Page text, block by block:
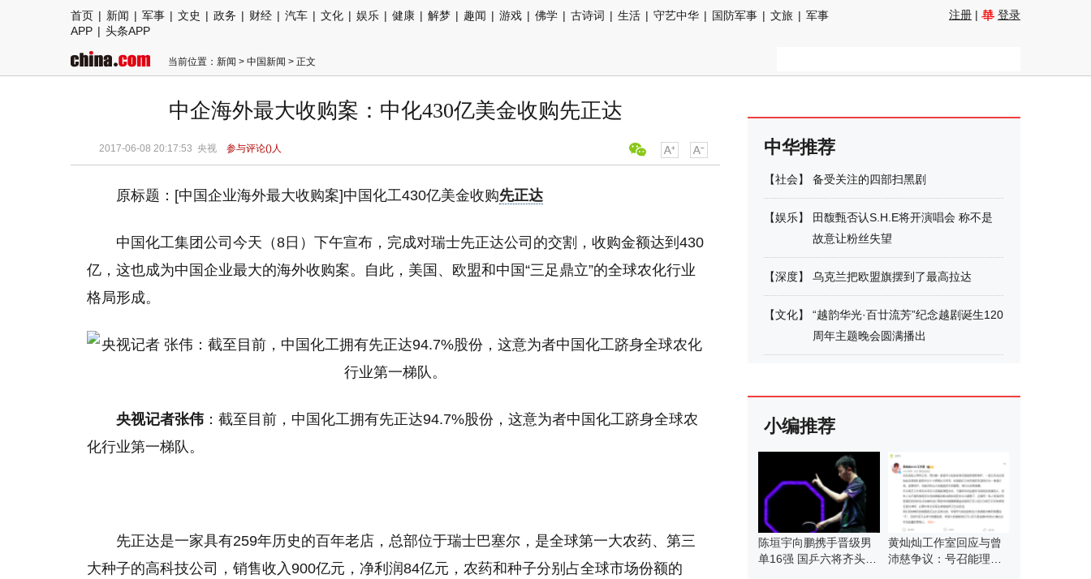
首页 | 新闻 | 军事 | 文史 | 政务 | 财经 | 汽车 | 文化 | 娱乐 | 健康 | 解梦 | 趣闻 | 游戏 | 佛学 | 古诗词 | 生活 | 守艺中华 | 国防军事 | 文旅 | 军事
APP | 头条APP
注册 | 登录
当前位置： 新闻 > 中国新闻 > 正文
中企海外最大收购案：中化430亿美金收购先正达
2017-06-08 20:17:53 央视 参与评论()人
原标题：[中国企业海外最大收购案]中国化工430亿美金收购先正达
中国化工集团公司今天（8日）下午宣布，完成对瑞士先正达公司的交割，收购金额达到430
亿，这也成为中国企业最大的海外收购案。自此，美国、欧盟和中国“三足鼎立”的全球农化行业
格局形成。
央视记者张伟 ：截至目前，中国化工拥有先正达94.7%股份，这意为者中国化工跻身全球农
化行业第一梯队。
先正达是一家具有259年历史的百年老店，总部位于瑞士巴塞尔，是全球第一大农药、第三
大种子的高科技公司，销售收入900亿元，净利润84亿元，农药和种子分别占全球市场份额的
中华推荐
【社会】 备受关注的四部扫黑剧
【娱乐】
田馥甄否认S.H.E将开演唱会 称不是
故意让粉丝失望
【深度】 乌克兰把欧盟旗摆到了最高拉达
【文化】
“越韵华光·百廿流芳”纪念越剧诞生120
周年主题晚会圆满播出
小编推荐
陈垣宇向鹏携手晋级男
单16强 国乒六将齐头并
黄灿灿工作室回应与曾
沛慈争议：号召能理智